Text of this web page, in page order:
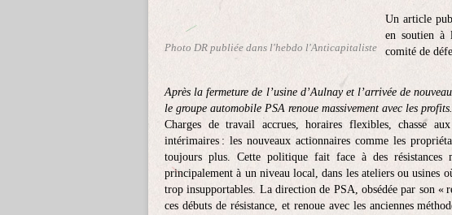
Photo DR publiée dans l'hebdo l'Anticapitaliste
Un article
en soutien
comité de
Après la fermeture de l’usine d’Aulnay et l’arrivée de
le groupe automobile PSA renoue massivement avec les
Charges de travail accrues, horaires flexibles, chasse
intérimaires : les nouveaux actionnaires comme les
toujours plus. Cette politique fait face à des résistances
principalement à un niveau local, dans les ateliers ou usines
trop insupportables. La direction de PSA, obsédée par son «
ces débuts de résistance, et renoue avec les anciennes